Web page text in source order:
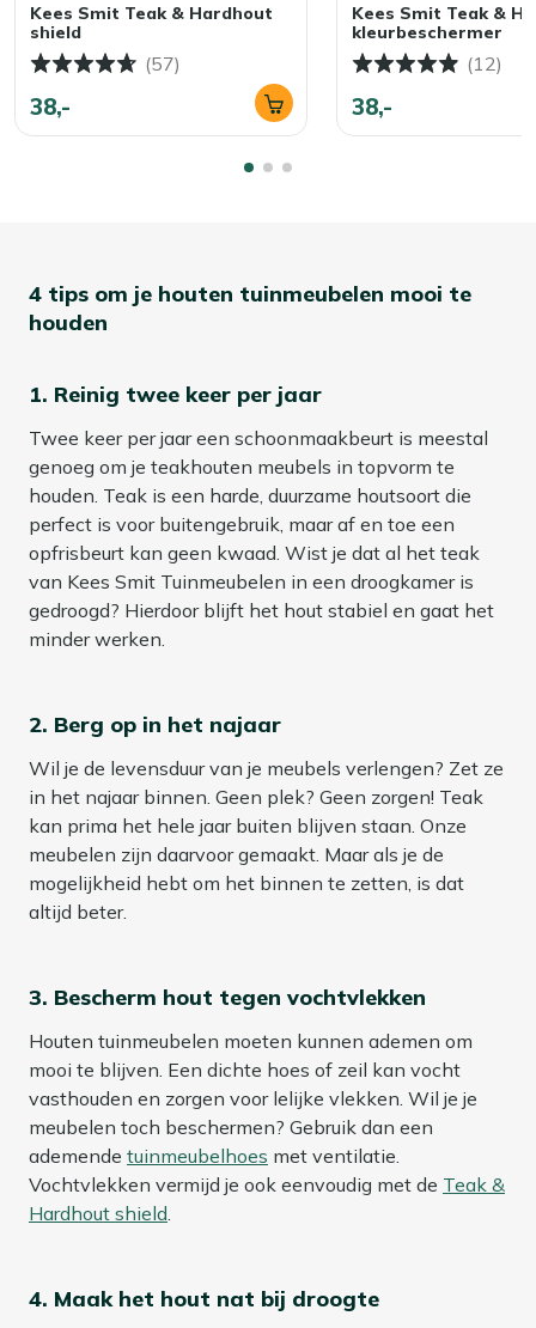
Kees Smit Teak & Hardhout
shield
(57)
38,-
Kees Smit Teak &
kleurbeschermer
(12)
38,-
4 tips om je houten tuinmeubelen mooi te
houden
1. Reinig twee keer per jaar
Twee keer per jaar een schoonmaakbeurt is meestal
genoeg om je teakhouten meubels in topvorm te
houden. Teak is een harde, duurzame houtsoort die
perfect is voor buitengebruik, maar af en toe een
opfrisbeurt kan geen kwaad. Wist je dat al het teak
van Kees Smit Tuinmeubelen in een droogkamer is
gedroogd? Hierdoor blijft het hout stabiel en gaat het
minder werken.
2. Berg op in het najaar
Wil je de levensduur van je meubels verlengen? Zet ze
in het najaar binnen. Geen plek? Geen zorgen! Teak
kan prima het hele jaar buiten blijven staan. Onze
meubelen zijn daarvoor gemaakt. Maar als je de
mogelijkheid hebt om het binnen te zetten, is dat
altijd beter.
3. Bescherm hout tegen vochtvlekken
Houten tuinmeubelen moeten kunnen ademen om
mooi te blijven. Een dichte hoes of zeil kan vocht
vasthouden en zorgen voor lelijke vlekken. Wil je je
meubelen toch beschermen? Gebruik dan een
ademende tuinmeubelhoes met ventilatie.
Vochtvlekken vermijd je ook eenvoudig met de Teak &
Hardhout shield
4. Maak het hout nat bij droogte